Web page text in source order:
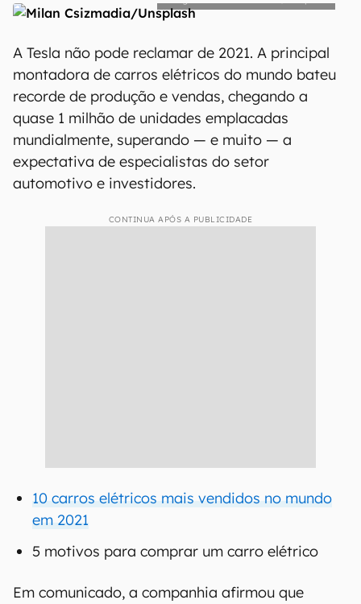
A Tesla não pode reclamar de 2021. A principal
montadora de carros elétricos do mundo bateu
recorde de produção e vendas, chegando a
quase 1 milhão de unidades emplacadas
mundialmente, superando — e muito — a
expectativa de especialistas do setor
automotivo e investidores.
CONTINUA APÓS A PUBLICIDADE
10 carros elétricos mais vendidos no mundo
em 2021
5 motivos para comprar um carro elétrico
Em comunicado, a companhia afirmou que